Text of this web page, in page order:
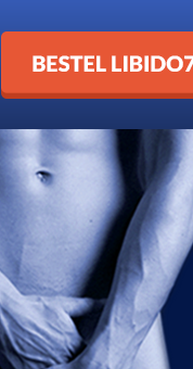
Bestel Libido7